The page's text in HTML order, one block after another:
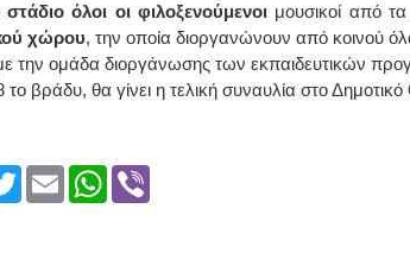
όλοι οι φιλοξενούμενοι μουσικοί από
χώρου, την οποία διοργανώνουν από κοινού
την ομάδα διοργάνωσης των εκπαιδευτικών
το βράδυ, θα γίνει η τελική συναυλία στο
TwitterEmailWhatsApp
Viber